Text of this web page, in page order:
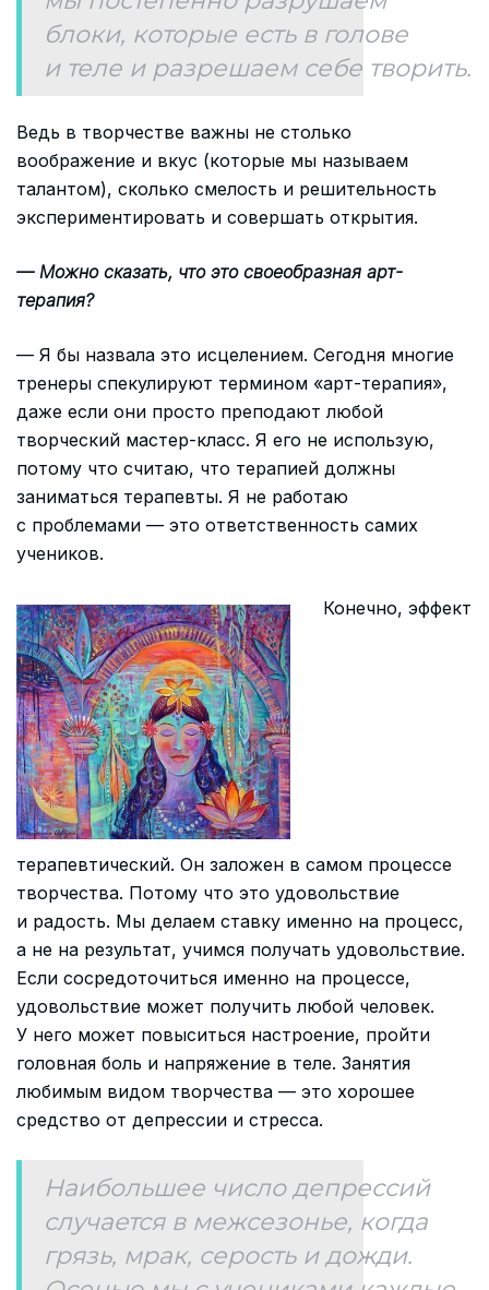
блоки, которые есть в голове
и теле и разрешаем себе творить.
Ведь в творчестве важны не столько
воображение и вкус (которые мы называем
талантом), сколько смелость и решительность
экспериментировать и совершать открытия.
— Можно сказать, что это своеобразная арт-
терапия?
— Я бы назвала это исцелением. Сегодня многие
тренеры спекулируют термином «арт-терапия»,
даже если они просто преподают любой
творческий мастер-класс. Я его не использую,
потому что считаю, что терапией должны
заниматься терапевты. Я не работаю
с проблемами — это ответственность самих
учеников.
Конечно, эффект
терапевтический. Он заложен в самом процессе
творчества. Потому что это удовольствие
и радость. Мы делаем ставку именно на процесс,
а не на результат, учимся получать удовольствие.
Если сосредоточиться именно на процессе,
удовольствие может получить любой человек.
У него может повыситься настроение, пройти
головная боль и напряжение в теле. Занятия
любимым видом творчества — это хорошее
средство от депрессии и стресса.
Наибольшее число депрессий
случается в межсезонье, когда
грязь, мрак, серость и дожди.